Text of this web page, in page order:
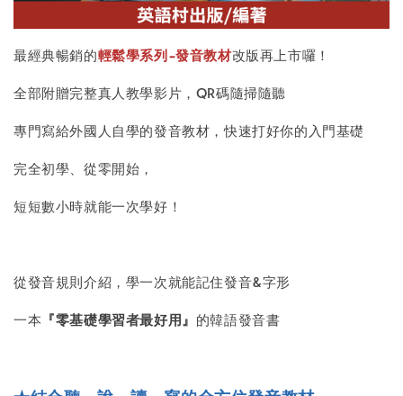
最經典暢銷的輕鬆學系列-發音教材改版再上市囉！
全部附贈完整真人教學影片，QR碼隨掃隨聽
專門寫給外國人自學的發音教材，快速打好你的入門基礎
完全初學、從零開始，
短短數小時就能一次學好！
從發音規則介紹，學一次就能記住發音&字形
一本 『零基礎學習者最好用』 的韓語發音書